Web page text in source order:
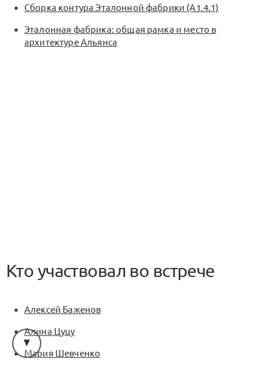
Сборка контура Эталонной фабрики (A1.4.1)
Эталонная фабрика: общая рамка и место в
архитектуре Альянса
Кто участвовал во встрече
Алексей Баженов
Алина Цуцу
Мария Шевченко